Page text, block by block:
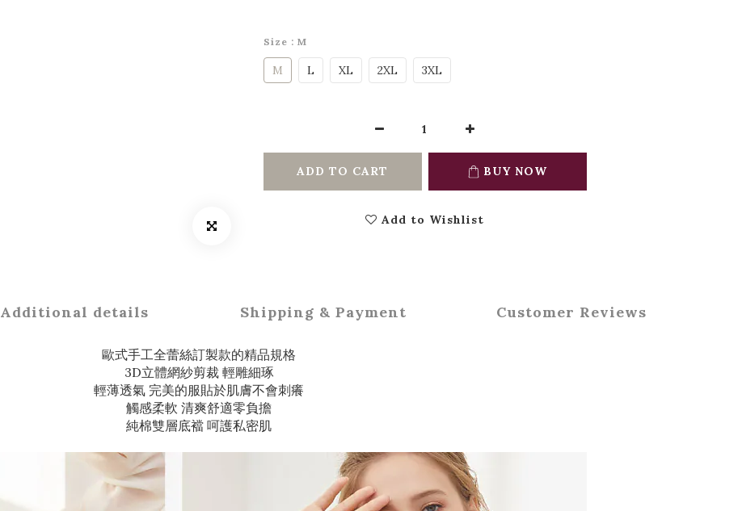
Size : M
M L XL 2XL 3XL
ADD TO CART BUY NOW
Add to Wishlist
Additional details Shipping & Payment Customer Reviews
歐式手工全蕾絲訂製款的精品規格
3D立體網紗剪裁 輕雕細琢
輕薄透氣 完美的服貼於肌膚不會刺癢
觸感柔軟 清爽舒適零負擔
純棉雙層底襠 呵護私密肌